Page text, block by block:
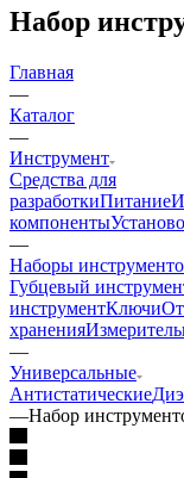
Набор
Главная
—
Каталог
—
Инструмент
Средства для
разработкиПитание
компоненты
—
Наборы
Губцевый
инструментКлючи
хранения
—
Универсальные
Антистатические
—Набор